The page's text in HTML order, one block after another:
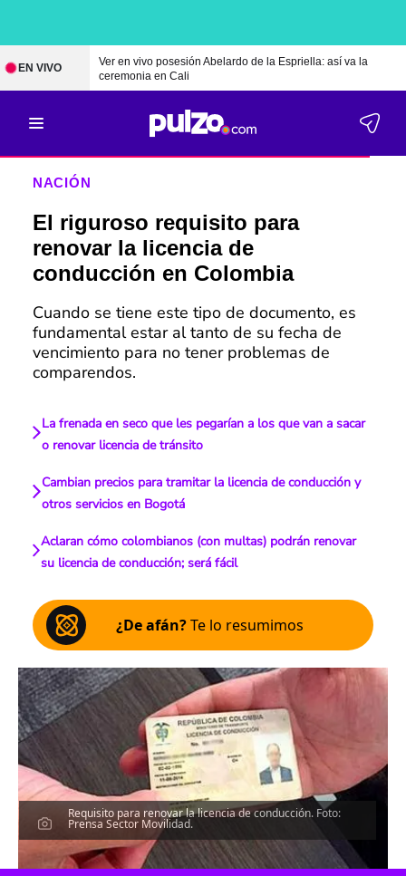
EN VIVO
Ver en vivo posesión Abelardo de la Espriella: así va la
ceremonia en Cali
NACIÓN
El riguroso requisito para
renovar la licencia de
conducción en Colombia
Cuando se tiene este tipo de documento, es
fundamental estar al tanto de su fecha de
vencimiento para no tener problemas de
comparendos.
La frenada en seco que les pegarían a los que van a sacar
o renovar licencia de tránsito
Cambian precios para tramitar la licencia de conducción y
otros servicios en Bogotá
Aclaran cómo colombianos (con multas) podrán renovar
su licencia de conducción; será fácil
¿De afán?Te lo resumimos
Requisito para renovar la licencia de conducción. Foto:
Prensa Sector Movilidad.
Escucha el artículo